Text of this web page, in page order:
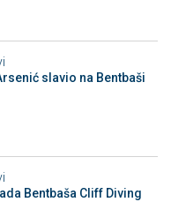
slavio na Bentbaši
Bentbaša Cliff Diving